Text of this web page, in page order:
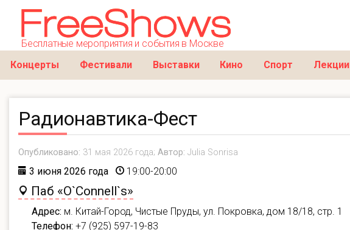
Бесплатные мероприятия и события в Москве
Концерты Фестивали Выставки Кино Спорт Лекции
Радионавтика-Фест
Опубликовано: 31 мая 2026 года; Автор: Julia Sonrisa
3 июня 2026 года 19:00-20:00
Паб «O`Connell`s»
Адрес: м. Китай-Город, Чистые Пруды, ул. Покровка, дом 18/18, стр. 1
Телефон: +7 (925) 597-19-83